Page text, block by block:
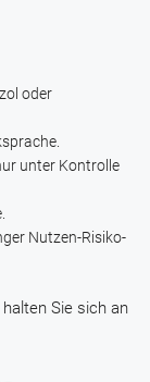
oder
unter Kontrolle
Nutzen-Risiko-
Sie sich an